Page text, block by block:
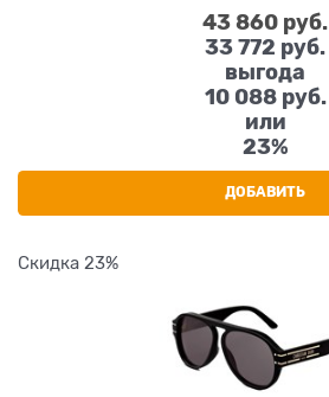
43 860 руб.
33 772 руб.
выгода
10 088 руб.
или
23%
ДОБАВИТЬ
Скидка 23%